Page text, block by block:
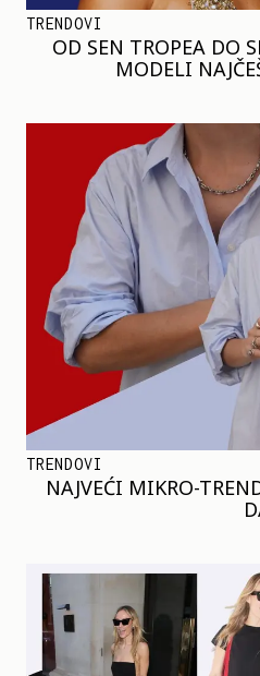
TRENDOVI
OD SEN TROPEA DO
MODELI
TRENDOVI
NAJVEĆI MIKRO-